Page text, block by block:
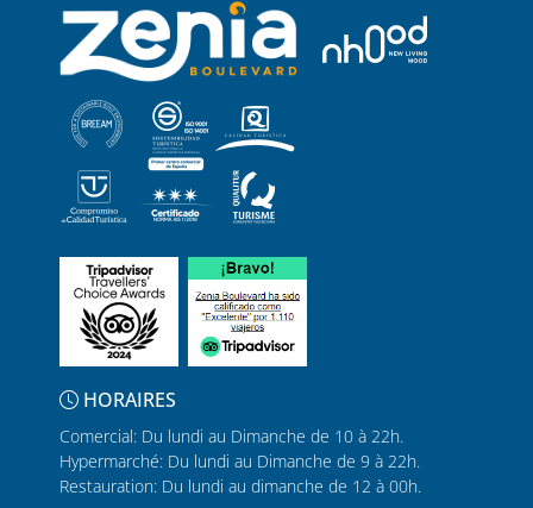
HORAIRES
Comercial: Du lundi au Dimanche de 10 à 22h.
Hypermarché: Du lundi au Dimanche de 9 à 22h.
Restauration: Du lundi au dimanche de 12 à 00h.